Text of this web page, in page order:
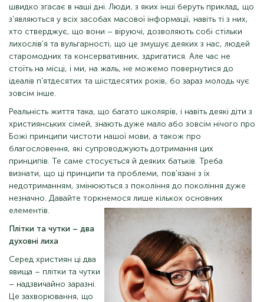
швидко згасає в наші дні. Люди, з яких інші беруть приклад, що
з'являються у всіх засобах масової інформації, навіть ті з них,
хто стверджує, що вони – віруючі, дозволяють собі стільки
лихослів'я та вульгарності, що це змушує деяких з нас, людей
старомодних та консервативних, здригатися. Але час не
стоїть на місці, і ми, на жаль, не можемо повернутися до
ідеалів п'ятдесятих та шістдесятих років, бо зараз молодь чує
зовсім інше.
Реальність життя така, що багато школярів, і навіть деякі діти з
християнських сімей, знають дуже мало або зовсім нічого про
Божі принципи чистоти нашої мови, а також про
благословення, які супроводжують дотримання цих
принципів. Те саме стосується й деяких батьків. Треба
визнати, що ці принципи та проблеми, пов'язані з їх
недотриманням, змінюються з покоління до покоління дуже
незначно. Давайте торкнемося лише кількох основних
елементів.
Плітки та чутки – два
духовні лиха
Серед християн ці два
явища – плітки та чутки
– надзвичайно заразні.
Це захворювання, що